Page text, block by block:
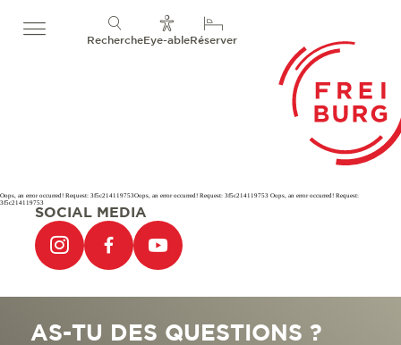
RechercheEye-ableRéserver
Oops, an error occurred! Request: 3f5c214119753Oops, an error occurred! Request: 3f5c214119753 Oops, an error occurred! Request:
3f5c214119753
SOCIAL MEDIA
AS-TU DES QUESTIONS ?